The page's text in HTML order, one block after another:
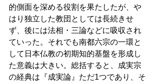
的側面を深める役割を果たしたが、や
はり独立した教団としては長続きせ
ず、後には法相・三論などに吸収され
ていった。それでも南都六宗の一環と
して日本仏教の初期知的基盤を形成し
た意義は大きい。総括すると、成実宗
の経典は『成実論』ただ1つであり、そ